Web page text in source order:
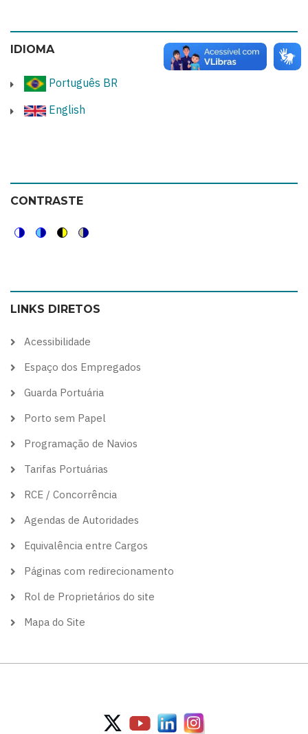
IDIOMA
Português BR
English
CONTRASTE
color
theme
blue
theme
high
visibility
soft
theme
LINKS DIRETOS
Acessibilidade
Espaço dos Empregados
Guarda Portuária
Porto sem Papel
Programação de Navios
Tarifas Portuárias
RCE / Concorrência
Agendas de Autoridades
Equivalência entre Cargos
Páginas com redirecionamento
Rol de Proprietários do site
Mapa do Site